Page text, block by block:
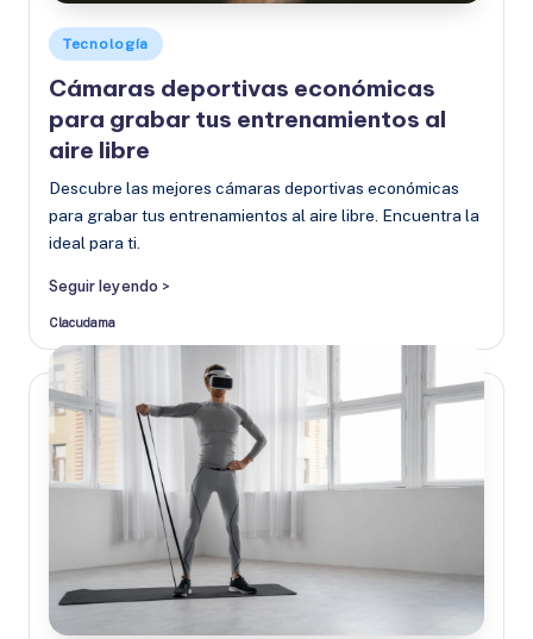
Publicado
en
Tecnología
Cámaras deportivas económicas
para grabar tus entrenamientos al
aire libre
Descubre las mejores cámaras deportivas económicas
para grabar tus entrenamientos al aire libre. Encuentra la
ideal para ti.
Seguir leyendo >
Publicado
Clacudama